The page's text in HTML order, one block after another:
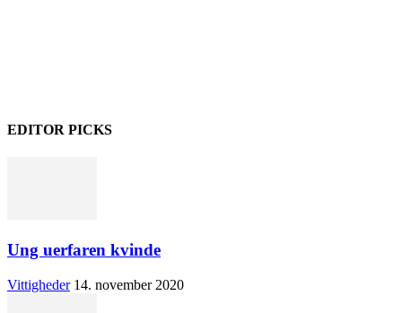
EDITOR PICKS
Ung uerfaren kvinde
Vittigheder 14. november 2020